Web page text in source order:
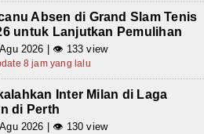
Absen di Grand Slam Tenis
untuk Lanjutkan Pemulihan
2026 | 👁 133 view
8 jam yang lalu
Inter Milan di Laga
di Perth
2026 | 👁 130 view